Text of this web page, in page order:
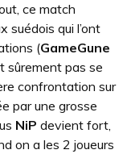
ce match
suédois qui l’ont
(GameGune
sûrement pas se
confrontation sur
par une grosse
NiP devient fort,
on a les 2 joueurs